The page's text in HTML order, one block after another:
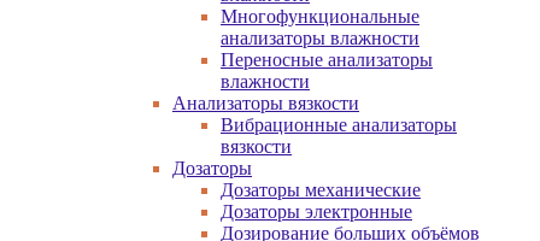
Многофункциональные
анализаторы влажности
Переносные анализаторы
влажности
Анализаторы вязкости
Вибрационные анализаторы
вязкости
Дозаторы
Дозаторы механические
Дозаторы электронные
Дозирование больших объёмов